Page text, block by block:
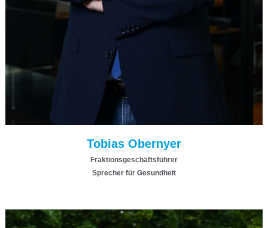
Tobias Obernyer
Fraktionsgeschäftsführer
Sprecher für Gesundheit